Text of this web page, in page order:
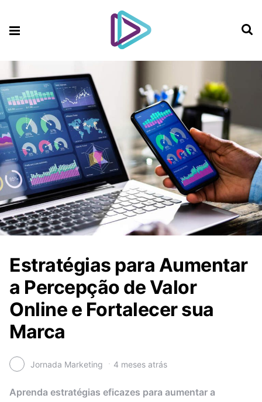
Estratégias para Aumentar
a Percepção de Valor
Online e Fortalecer sua
Marca
Jornada Marketing 4 meses atrás
Aprenda estratégias eficazes para aumentar a